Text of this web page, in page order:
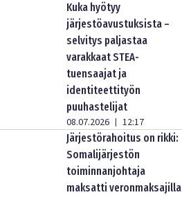
Kuka hyötyy
järjestöavustuksista –
selvitys paljastaa
varakkaat STEA-
tuensaajat ja
identiteettityön
puuhastelijat
08.07.2026 | 12:17
Järjestörahoitus on rikki:
Somalijärjestön
toiminnanjohtaja
maksatti veronmaksajilla